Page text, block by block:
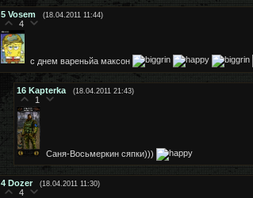
5 Vosem (18.04.2011 11:44)
4
с днем вареньйа максон
16 Kapterka (18.04.2011 21:43)
1
Саня-Восьмеркин сяпки)))
4 Dozer (18.04.2011 11:30)
4